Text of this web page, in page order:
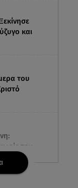
και
του
τον